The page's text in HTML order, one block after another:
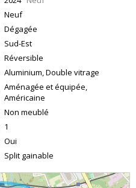
Neuf
Dégagée
Sud-Est
Réversible
Aluminium, Double vitrage
Aménagée et équipée,
Américaine
Non meublé
1
Oui
Split gainable